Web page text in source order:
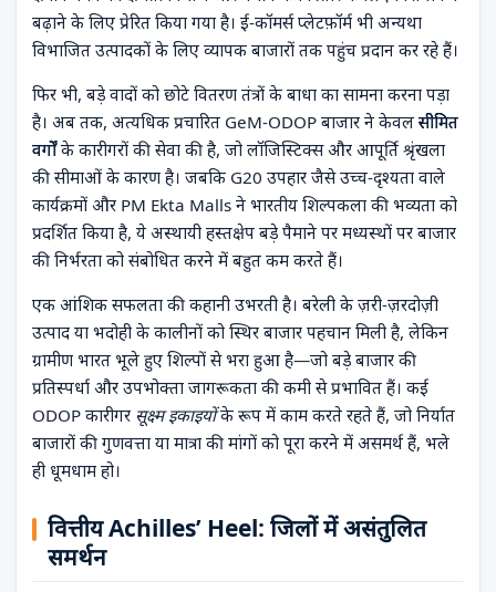
बढ़ाने के लिए प्रेरित किया गया है। ई-कॉमर्स प्लेटफ़ॉर्म भी अन्यथा
विभाजित उत्पादकों के लिए व्यापक बाजारों तक पहुंच प्रदान कर रहे हैं।
फिर भी, बड़े वादों को छोटे वितरण तंत्रों के बाधा का सामना करना पड़ा
है। अब तक, अत्यधिक प्रचारित GeM-ODOP बाजार ने केवल सीमित
वर्गोंके कारीगरों की सेवा की है, जो लॉजिस्टिक्स और आपूर्ति श्रृंखला
की सीमाओं के कारण है। जबकि G20 उपहार जैसे उच्च-दृश्यता वाले
कार्यक्रमों और PM Ekta Malls ने भारतीय शिल्पकला की भव्यता को
प्रदर्शित किया है, ये अस्थायी हस्तक्षेप बड़े पैमाने पर मध्यस्थों पर बाजार
की निर्भरता को संबोधित करने में बहुत कम करते हैं।
एक आंशिक सफलता की कहानी उभरती है। बरेली के ज़री-ज़रदोज़ी
उत्पाद या भदोही के कालीनों को स्थिर बाजार पहचान मिली है, लेकिन
ग्रामीण भारत भूले हुए शिल्पों से भरा हुआ है—जो बड़े बाजार की
प्रतिस्पर्धा और उपभोक्ता जागरूकता की कमी से प्रभावित हैं। कई
ODOP कारीगर सूक्ष्म इकाइयोंके रूप में काम करते रहते हैं, जो निर्यात
बाजारों की गुणवत्ता या मात्रा की मांगों को पूरा करने में असमर्थ हैं, भले
ही धूमधाम हो।
वित्तीय Achilles’ Heel: जिलों में असंतुलित
समर्थन